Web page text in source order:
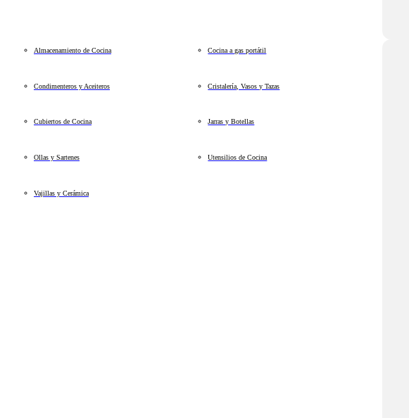
Almacenamiento de Cocina Cocina a gas portátil
Condimenteros y Aceiteros Cristalería, Vasos y Tazas
Cubiertos de Cocina Jarras y Botellas
Ollas y Sartenes Utensilios de Cocina
Vajillas y Cerámica